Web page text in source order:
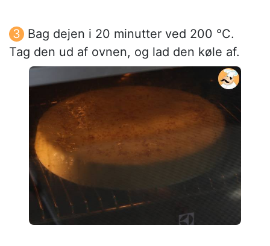
Bag dejen i 20 minutter ved 200 °C.
Tag den ud af ovnen, og lad den køle af.